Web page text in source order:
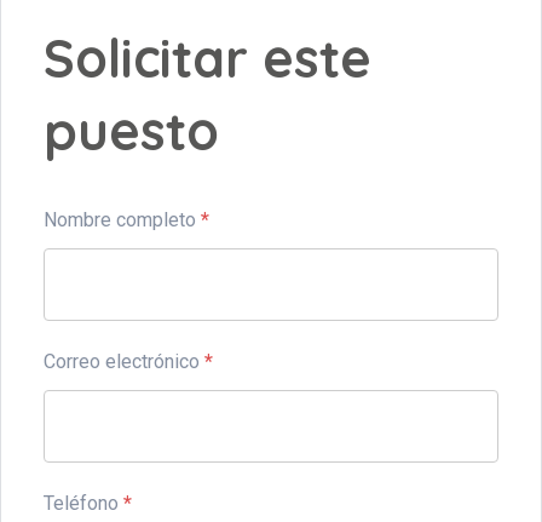
Solicitar este
puesto
Nombre completo *
Correo electrónico *
Teléfono *